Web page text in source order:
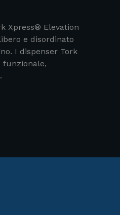
Xpress® Elevation
e disordinato
I dispenser Tork
funzionale,